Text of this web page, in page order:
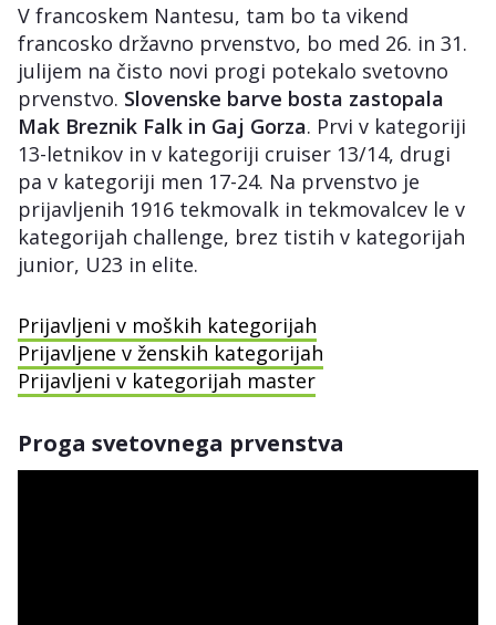
V francoskem Nantesu, tam bo ta vikend
francosko državno prvenstvo, bo med 26. in 31.
julijem na čisto novi progi potekalo svetovno
prvenstvo. Slovenske barve bosta zastopala
Mak Breznik Falk in Gaj Gorza. Prvi v kategoriji
13-letnikov in v kategoriji cruiser 13/14, drugi
pa v kategoriji men 17-24. Na prvenstvo je
prijavljenih 1916 tekmovalk in tekmovalcev le v
kategorijah challenge, brez tistih v kategorijah
junior, U23 in elite.
Prijavljeni v moških kategorijah
Prijavljene v ženskih kategorijah
Prijavljeni v kategorijah master
Proga svetovnega prvenstva